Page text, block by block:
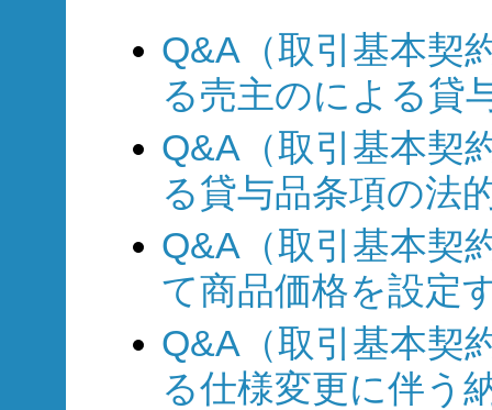
Q&A（取引基本契
る売主のによる貸
Q&A（取引基本契
る貸与品条項の法
Q&A（取引基本契
て商品価格を設定
Q&A（取引基本契
る仕様変更に伴う